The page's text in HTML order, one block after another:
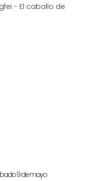
- El caballo de
9 de mayo